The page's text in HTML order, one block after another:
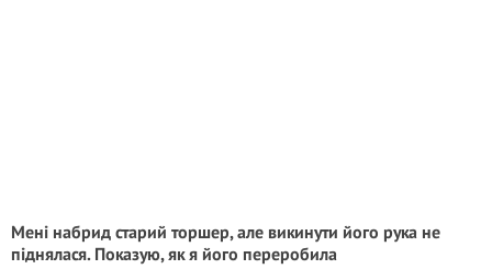
Мені набрид старий торшер, але викинути його рука не
піднялася. Показую, як я його переробила